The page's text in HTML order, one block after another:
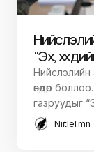
“Эх,
Нийслэлийн
өнөөдөр
газруудыг
Niitlel.mn